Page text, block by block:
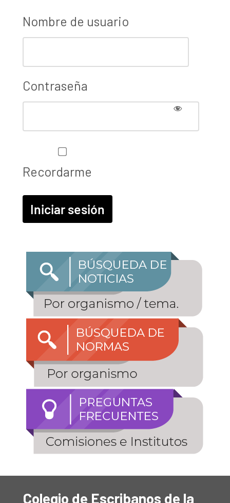
Nombre de usuario
Contraseña
Recordarme
Colegio de Escribanos de la